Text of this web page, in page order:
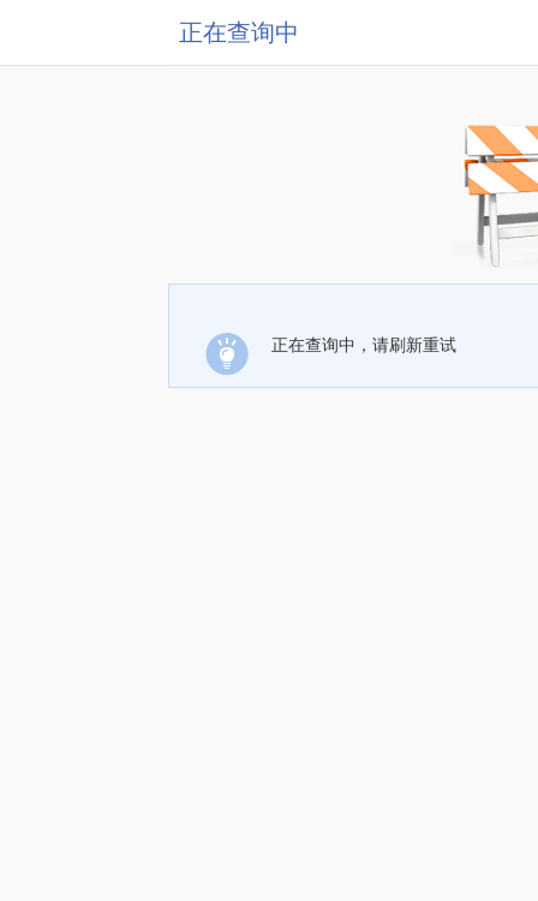
正在查询中
正在查询中，请刷新重试